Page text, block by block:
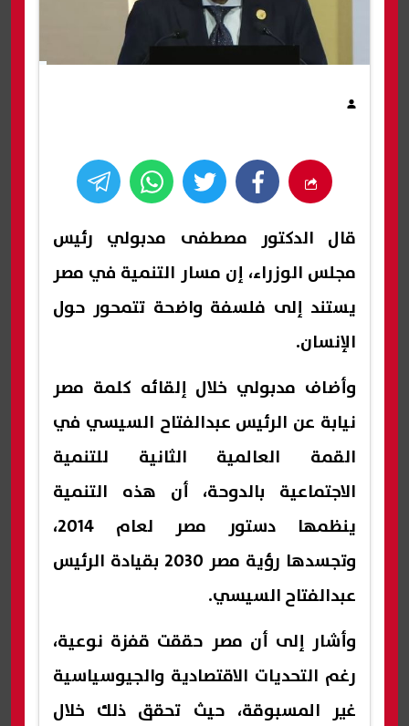
قال الدكتور مصطفى مدبولي رئيس
مجلس الوزراء، إن مسار التنمية في مصر
يستند إلى فلسفة واضحة تتمحور حول
الإنسان.
وأضاف مدبولي خلال إلقائه كلمة مصر
نيابة عن الرئيس عبدالفتاح السيسي في
القمة العالمية الثانية للتنمية
الاجتماعية بالدوحة، أن هذه التنمية
ينظمها دستور مصر لعام 2014،
وتجسدها رؤية مصر 2030 بقيادة الرئيس
عبدالفتاح السيسي.
وأشار إلى أن مصر حققت قفزة نوعية،
رغم التحديات الاقتصادية والجيوسياسية
غير المسبوقة، حيث تحقق ذلك خلال